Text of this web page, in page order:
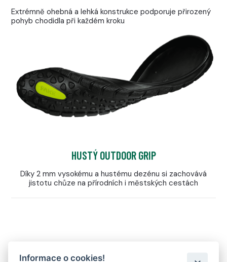
Extrémně ohebná a lehká konstrukce podporuje přirozený
pohyb chodidla při každém kroku
HUSTÝ OUTDOOR GRIP
Díky 2 mm vysokému a hustému dezénu si zachovává
jistotu chůze na přírodních i městských cestách
MEMBRÁNA FARE-TEX
Informace o cookies!